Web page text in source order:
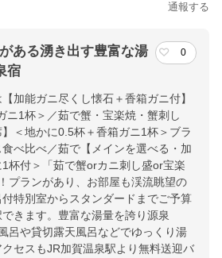
通報する
ある湧き出す豊富な湯
宿
0
加能ガニ尽くし懐石＋香箱ガニ付】
ニ1杯＞／茹で蟹・宝楽焼・蟹刺し
】＜地かに0.5杯＋香箱ガニ1杯＞ブラ
べ比べ／茹で【メインを選べる・加
杯付＞「茹で蟹orカニ刺し盛or宝楽
プランがあり、お部屋も渓流眺望の
特別室からスタンダードまでご予算
きます。豊富な湯量を誇り源泉
呂や貸切露天風呂などでゆっくり湯
セスもJR加賀温泉駅より無料送迎バ